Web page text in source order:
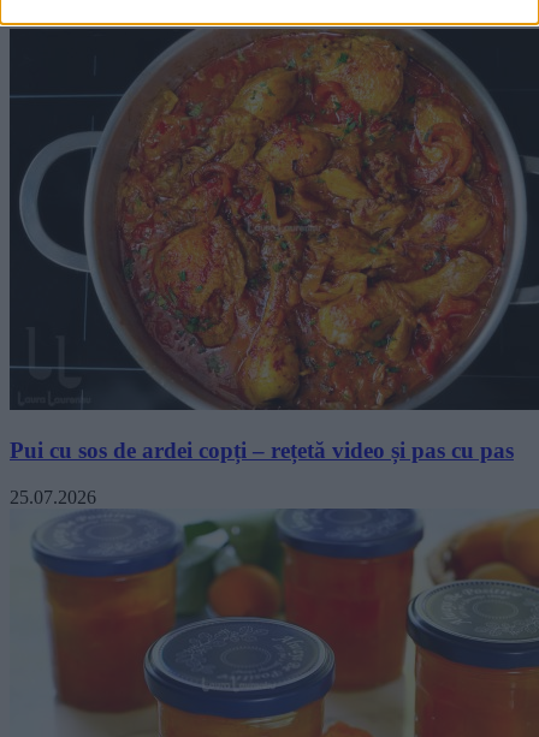
Pui cu sos de ardei copți – rețetă video și pas cu pas
25.07.2026